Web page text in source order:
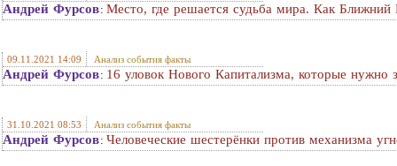
Андрей Фурсов: Место, где решается судьба мира. Как
09.11.2021 14:09 Анализ события факты
Андрей Фурсов: 16 уловок Нового Капитализма, которые нужно
31.10.2021 08:53 Анализ события факты
Андрей Фурсов: Человеческие шестерёнки против механизма